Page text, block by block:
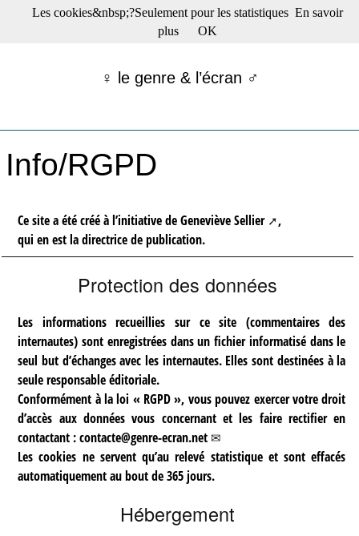
☰ Menu
Films récents
Tribunes
Actu : "La Nouvelle Vague"
S’abonner à la Lettre !
♀ le genre & l’écran ♂
Info/RGPD
Ce site a été créé à l’initiative deGeneviève Sellier
,
qui en est la directrice de publication.
Protection des données
Les informations recueillies sur ce site (commentaires des
internautes) sont enregistrées dans un fichier informatisé dans le
seul but d’échanges avec les internautes. Elles sont destinées à la
seule responsable éditoriale.
Conformément à la loi « RGPD », vous pouvez exercer votre droit
d’accès aux données vous concernant et les faire rectifier en
contactant :contacte@genre-ecran.net
Les cookies ne servent qu’au relevé statistique et sont effacés
automatiquement au bout de 365 jours.
Hébergement
Les cookies&nbsp;?Seulement pour les statistiques En savoir
plus
OK